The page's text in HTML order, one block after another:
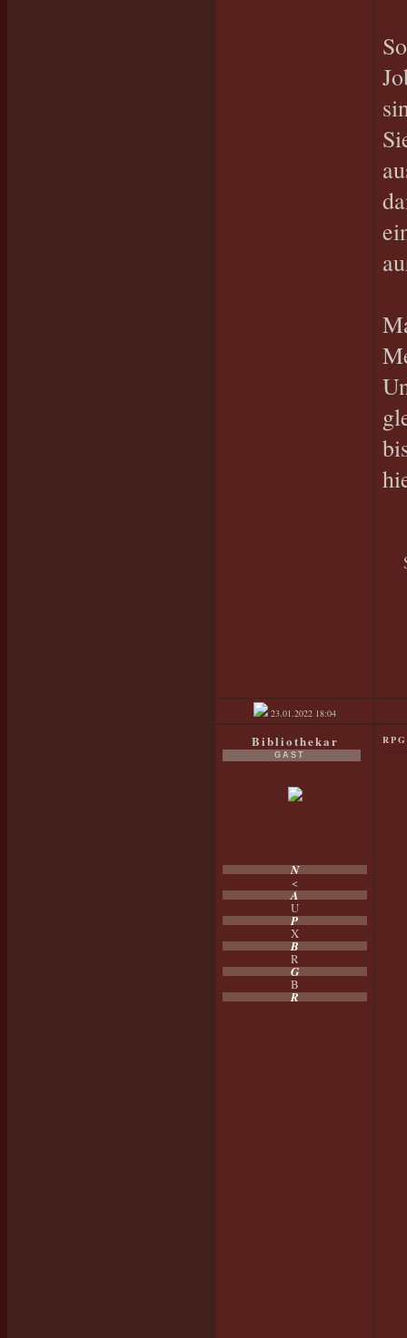
23.01.2022 18:04
Bibliothekar
GAST
N
<
A
U
P
X
B
R
G
B
R